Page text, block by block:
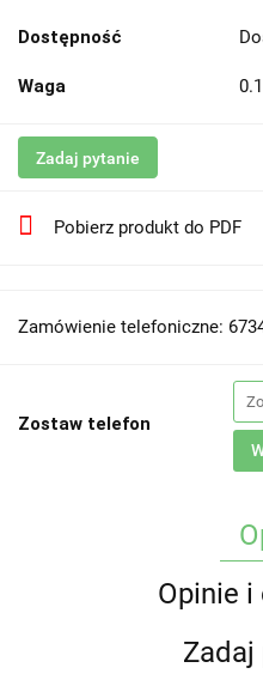
Dostępność
Waga
Zadaj pytanie
Pobierz produkt do PDF
Zamówienie telefoniczne:
Zostaw telefon
Opinie i
Zadaj